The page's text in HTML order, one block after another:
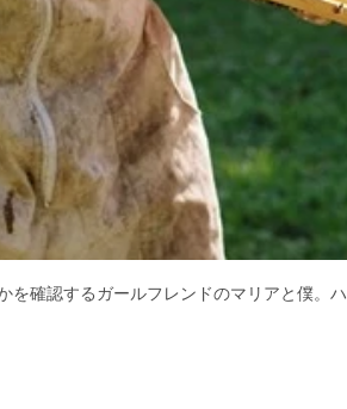
を確認するガールフレンドのマリアと僕。ハ